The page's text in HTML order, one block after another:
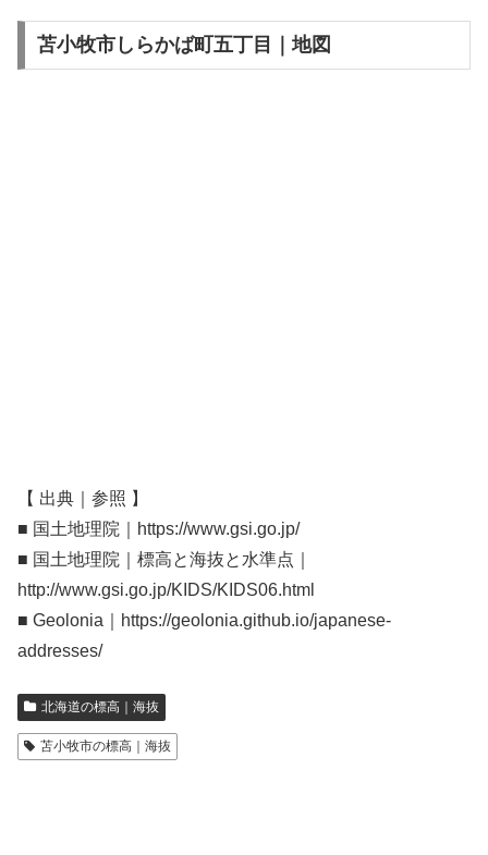
苫小牧市しらかば町五丁目｜地図
【 出典｜参照 】
■ 国土地理院｜https://www.gsi.go.jp/
■ 国土地理院｜標高と海抜と水準点｜
http://www.gsi.go.jp/KIDS/KIDS06.html
■ Geolonia｜https://geolonia.github.io/japanese-
addresses/
北海道の標高｜海抜
苫小牧市の標高｜海抜